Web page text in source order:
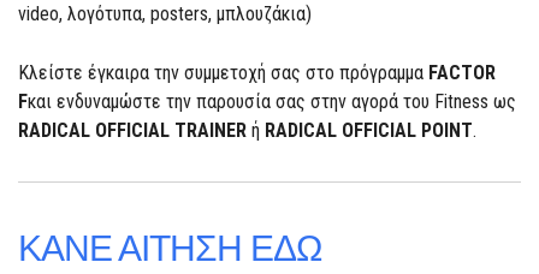
video, λογότυπα, posters, μπλουζάκια)
Κλείστε έγκαιρα την συμμετοχή σας στο πρόγραμμα FACTOR
Fκαι ενδυναμώστε την παρουσία σας στην αγορά του Fitness ως
RADICAL OFFICIAL TRAINER ή RADICAL OFFICIAL POINT.
ΚΑΝΕ ΑΙΤΗΣΗ ΕΔΩ